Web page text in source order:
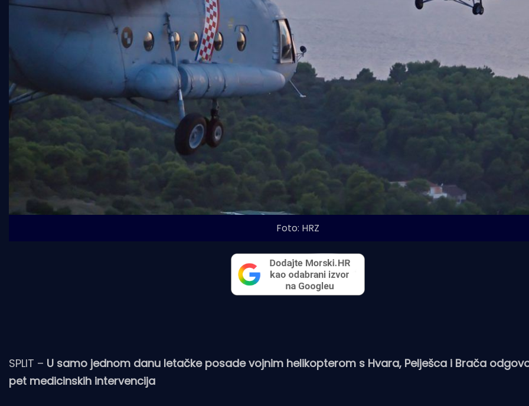
Foto: HRZ
SPLIT – U samo jednom danu letačke posade vojnim helikopterom s Hvara, Pelješca i Brača
pet medicinskih intervencija